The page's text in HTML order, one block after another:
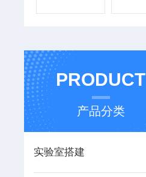
PRODUCT
产品分类
实验室搭建